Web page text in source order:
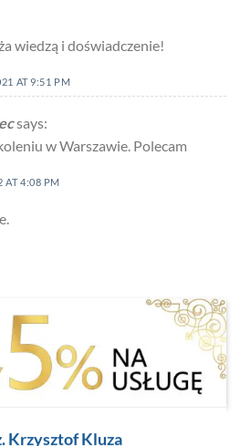
wiedzą i doświadczenie!
AT 9:51 PM
says:
w Warszawie. Polecam
AT 4:08 PM
Krzysztof Kluza